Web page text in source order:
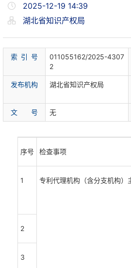
2025-12-19 14:39
湖北省知识产权局
索 引 号
011055162/2025-4307
2
发布机构 湖北省知识产权局
文 号 无
序号 检查事项
1 专利代理机构（含分支机构）
2
3